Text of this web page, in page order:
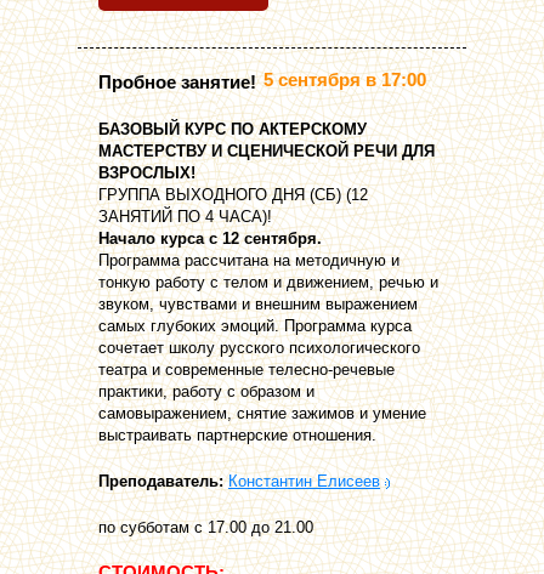
Пробное занятие! 5 сентября в 17:00
БАЗОВЫЙ КУРС ПО АКТЕРСКОМУ
МАСТЕРСТВУ И СЦЕНИЧЕСКОЙ РЕЧИ ДЛЯ
ВЗРОСЛЫХ!
ГРУППА ВЫХОДНОГО ДНЯ (СБ) (12
ЗАНЯТИЙ ПО 4 ЧАСА)!
Начало курса с 12 сентября.
Программа рассчитана на методичную и
тонкую работу с телом и движением, речью и
звуком, чувствами и внешним выражением
самых глубоких эмоций. Программа курса
сочетает школу русского психологического
театра и современные телесно-речевые
практики, работу с образом и
самовыражением, снятие зажимов и умение
выстраивать партнерские отношения.
Преподаватель: Константин Елисеев
по субботам с 17.00 до 21.00